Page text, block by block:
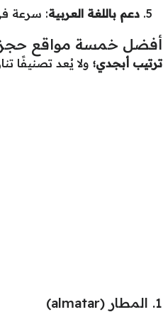
دعم باللغة العربية: سرعة
أفضل خمسة مواقع
ترتيب أبجدي؛ ولا يُعد تصنيفًا
1. المطار (almatar)